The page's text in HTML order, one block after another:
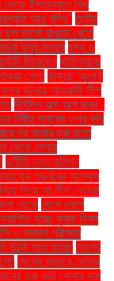
ইস্তানবুলে ফ্রি
আয় বৃদ্ধি" তৃতীয়
ভালো রাখতে খেতে
বানুর সংসার ৎস্য ও
দিয়েছেন থাইল্যান্ডে
গেল! থাকছে ‘জুলাই
ঘটনায় আওয়ামী লীগ
দীর্ঘদিন অল্প অল্প জ্বর -
নিরীহ মানুষের ওপর বর্বর
পর আবার শুরু হলো
থেকে সেনার
দুর্নীতি দমন কমিশন
গভর্নরের আশ্বাস
গিয়ে আ.লীগ নেতারা
থেকে দেশে দেশে
হচ্ছে কৃষক দিবস
ও সমমান পরীক্ষার
উল্টো পথে যাচ্ছে দেশের
দেশের বাজারে সোনার
এক ভরি সোনার দাম